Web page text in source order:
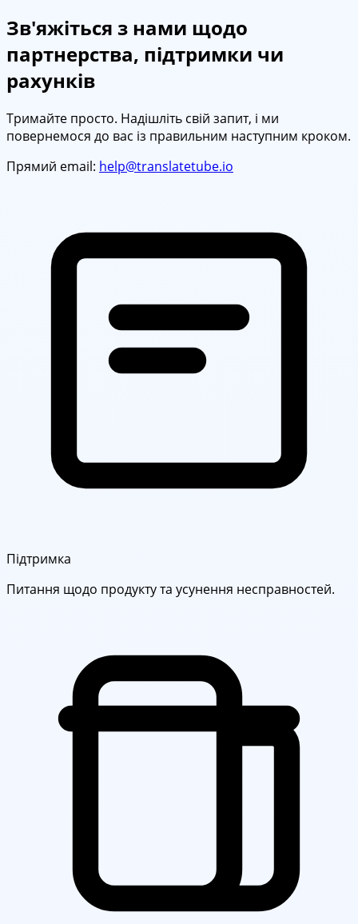
Зв'яжіться з нами щодо
партнерства, підтримки чи
рахунків
Тримайте просто. Надішліть свій запит, і ми
повернемося до вас із правильним наступним кроком.
Прямий email: help@translatetube.io
Підтримка
Питання щодо продукту та усунення несправностей.